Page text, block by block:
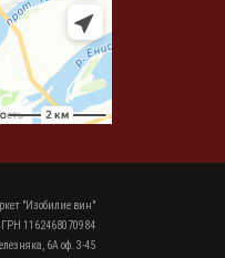
"Изобилие вин"
1162468070984
6А оф. 3-45